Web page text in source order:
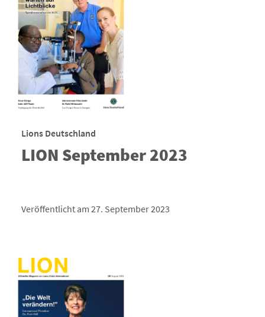
Lions Deutschland
LION September 2023
Veröffentlicht am 27. September 2023